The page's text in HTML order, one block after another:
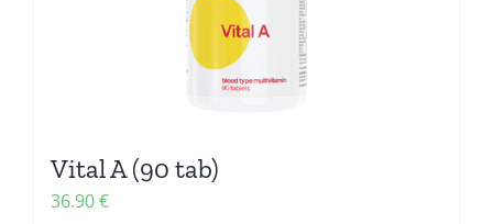
Vital A (90 tab)
36.90€